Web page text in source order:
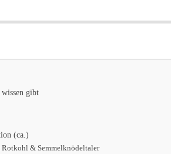
gibt
(ca.)
& Semmelknödeltaler